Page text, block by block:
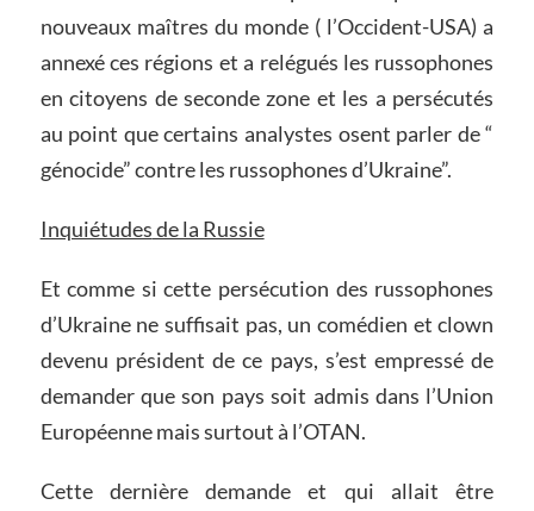
nouveaux maîtres du monde ( l’Occident-USA) a
annexé ces régions et a relégués les russophones
en citoyens de seconde zone et les a persécutés
au point que certains analystes osent parler de “
génocide” contre les russophones d’Ukraine”.
Inquiétudesde la Russie
Et comme si cette persécution des russophones
d’Ukraine ne suffisait pas, un comédien et clown
devenu président de ce pays, s’est empressé de
demander que son pays soit admis dans l’Union
Européenne mais surtout à l’OTAN.
Cette dernière demande et qui allait être